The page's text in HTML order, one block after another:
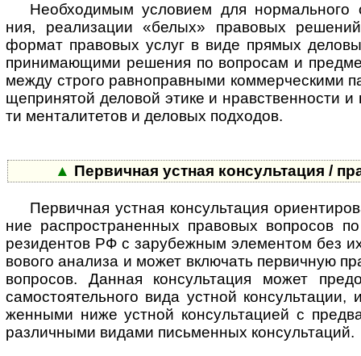
Необходимым условием для нор­маль­но­го
ния, ре­а­ли­за­ции «белых» пра­во­вых ре­ше­ний
фор­мат пра­во­вых услуг в виде пря­мых
при­ни­ма­ю­щи­ми ре­ше­ния по во­п­ро­сам и
меж­ду стро­го рав­но­пра­в­ны­ми ком­мер­чес­ки­ми
ще­при­ня­той де­ло­вой эти­ке и нрав­ст­вен­нос­ти
ти ме­н­та­ли­те­тов и де­ло­вых под­хо­дов.
▲ Первичная устная консуль­та­ция /
Первичная устная консультация
ние рас­про­ст­ра­нен­ных пра­во­вых воп­ро­сов
рези­ден­тов РФ с зару­беж­ным эле­мен­том без
во­вого ана­лиза и может вклю­чать пер­вич­ную
воп­ро­сов. Дан­ная кон­суль­та­ция может
само­сто­я­тель­ного вида уст­ной
жен­ными ниже уст­ной кон­суль­та­цией с
раз­лич­ными видами пись­мен­ных кон­суль­таций.